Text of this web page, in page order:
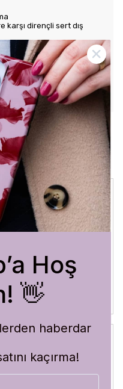
karşı dirençli sert dış
estetik görünüm sunar.
kullanım rahatlığı
gevşek durmaz ve kaliteli
Hoş
👋
haberdar
kaçırma!